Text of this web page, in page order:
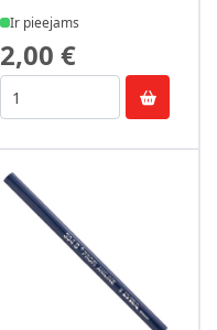
Ir pieejams
2,00 €